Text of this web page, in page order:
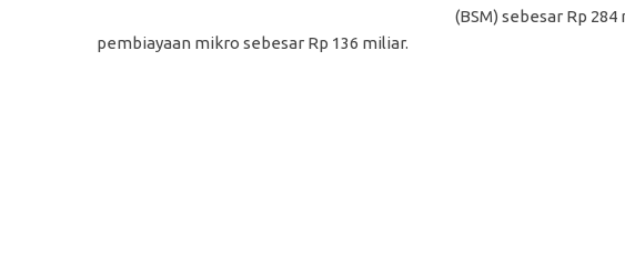
(BSM) sebesar Rp
pembiayaan mikro sebesar Rp 136 miliar.